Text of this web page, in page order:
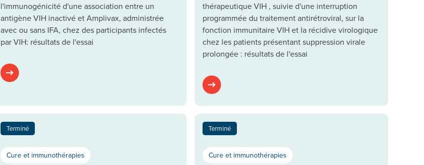
l'immunogénicité d'une association entre un
antigène VIH inactivé et Amplivax, administrée
avec ou sans IFA, chez des participants infectés
par VIH: résultats de l'essai
thérapeutique VIH , suivie d'une interruption
programmée du traitement antirétroviral, sur la
fonction immunitaire VIH et la récidive virologique
chez les patients présentant suppression virale
prolongée : résultats de l'essai
Terminé
Cure et immunothérapies
Terminé
Cure et immunothérapies